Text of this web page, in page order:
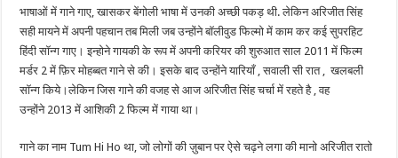
भाषाओं में गाने गाए, खासकर बेंगोली भाषा में उनकी अच्छी पकड़ थी. लेकिन अरिजीत सिंह
सही मायने में अपनी पहचान तब मिली जब उन्होंने बॉलीवुड फिल्मो में काम कर कई सुपरहिट
हिंदी सॉन्ग गाए। इन्होने गायकी के रूप में अपनी करियर की शुरुआत साल 2011 में फिल्म
मर्डर 2 में फ़िर मोहब्बत गाने से की। इसके बाद उन्होंने यारियाँ , सवाली सी रात , खलबली
सॉन्ग किये।लेकिन जिस गाने की वजह से आज अरिजीत सिंह चर्चा में रहते है , वह
उन्होंने 2013 में आशिकी 2 फिल्म में गाया था।
गाने का नाम Tum Hi Ho था, जो लोगों की ज़ुबान पर ऐसे चढ़ने लगा की मानो अरिजीत रातो